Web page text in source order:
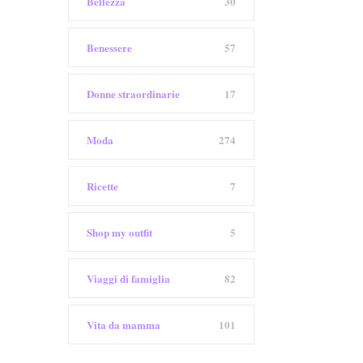
Benessere 57
Donne straordinarie 17
Moda 274
Ricette 7
Shop my outfit 5
Viaggi di famiglia 82
Vita da mamma 101